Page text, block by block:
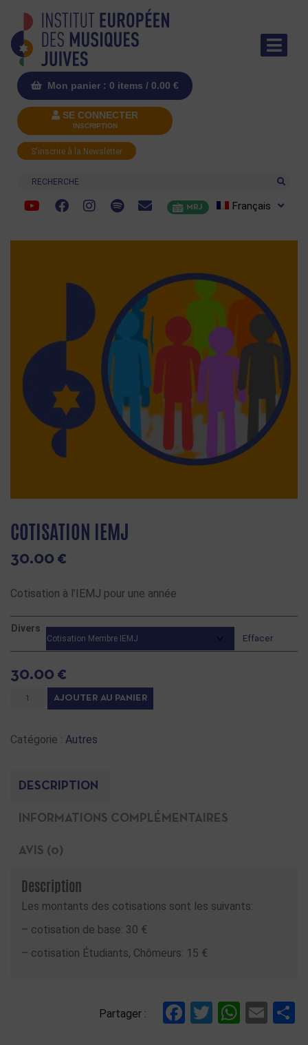
Mon panier : 0 items / 0.00 €
SE CONNECTER
INSCRIPTION
S'inscrire à la Newsletter
Recherche
MRJ Français
COTISATION IEMJ
30.00 €
Cotisation à l’IEMJ pour une année
Divers
Effacer
30.00 €
AJOUTER AU PANIER
Catégorie : Autres
DESCRIPTION
INFORMATIONS COMPLÉMENTAIRES
AVIS (0)
Description
Les montants des cotisations sont les suivants:
– cotisation de base: 30 €
– cotisation Étudiants, Chômeurs: 15 €
Partager : Facebook
Twitter